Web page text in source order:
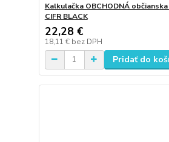
Kalkulačka OBCHODNÁ
CIFR BLACK
22,28 €
18,11 € bez DPH
Pridať do